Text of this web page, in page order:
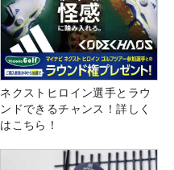
ネクストヒロイン選手とラウ
ンドできるチャンス！詳しく
はこちら！